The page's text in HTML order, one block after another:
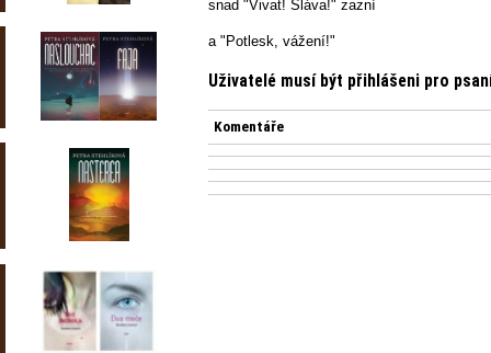
snad "Vivat! Sláva!" zazní
a "Potlesk, vážení!"
Uživatelé musí být přihlášeni pro
Komentáře